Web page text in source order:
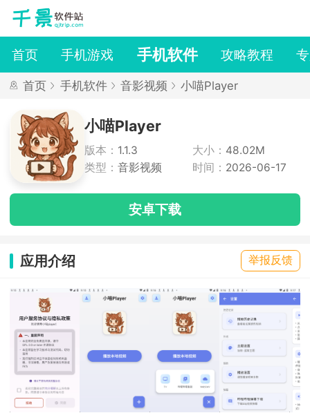
首页 手机游戏 手机软件 攻略教程
首页 手机软件 音影视频 小喵Player
小喵Player
版本： 1.1.3 大小： 48.02M
类型： 音影视频 时间： 2026-06-17
安卓下载
应用介绍 举报反馈